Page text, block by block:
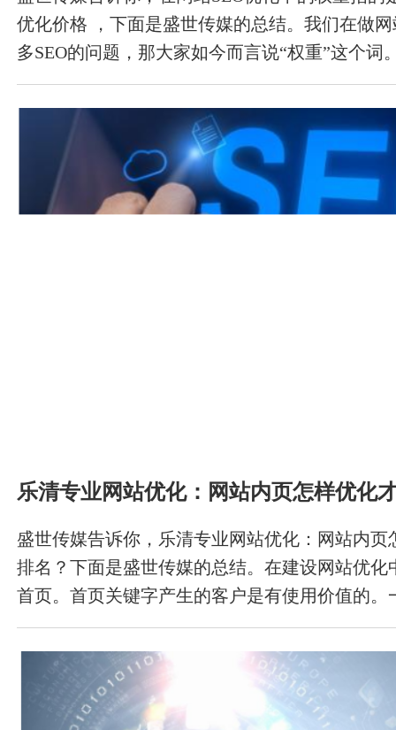
优化价格 ，下面是盛世传媒的总结。我们在做
多SEO的问题，那大家如今而言说“权重”这个词
标值越大，表明网址当然流量越大，而当然流量
词排名就相对性靠前，权重，流量，关键词排名
的。我们简单来了解一下要怎样提高权重！
乐清专业网站优化：网站内页怎样优化
盛世传媒告诉你，乐清专业网站优化：网站内页
排名？下面是盛世传媒的总结。在建设网站优化
首页。首页关键字产生的客户是有使用价值的。
但要有理想的主页关键字排名实际效果，也要全
到内页关键字排名的实际效果。